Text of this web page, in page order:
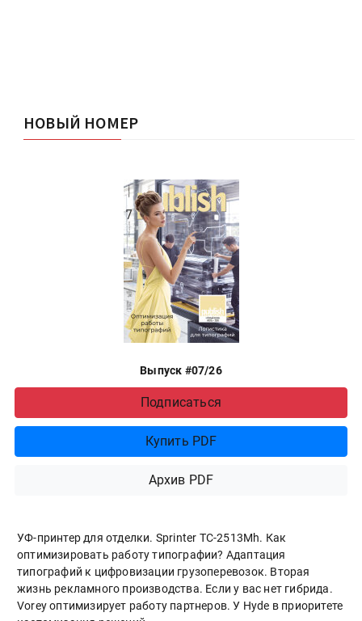
НОВЫЙ НОМЕР
Выпуск #07/26
Подписаться
Купить PDF
Архив PDF
УФ-принтер для отделки. Sprinter ТС-2513Mh. Как
оптимизировать работу типографии? Адаптация
типографий к цифровизации грузоперевозок. Вторая
жизнь рекламного производства. Если у вас нет гибрида.
Vorey оптимизирует работу партнеров. У Hyde в приоритете